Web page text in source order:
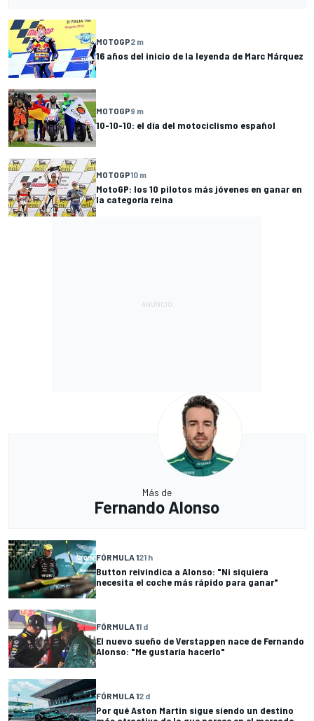
MOTOGP2 m
16 años del inicio de la leyenda de Marc Márquez
MOTOGP9 m
10-10-10: el día del motociclismo español
MOTOGP10 m
MotoGP: los 10 pilotos más jóvenes en ganar en
la categoría reina
Más de
Fernando Alonso
FÓRMULA 121 h
Button reivindica a Alonso: "Ni siquiera
necesita el coche más rápido para ganar"
FÓRMULA 11 d
El nuevo sueño de Verstappen nace de Fernando
Alonso: "Me gustaría hacerlo"
FÓRMULA 12 d
Por qué Aston Martin sigue siendo un destino